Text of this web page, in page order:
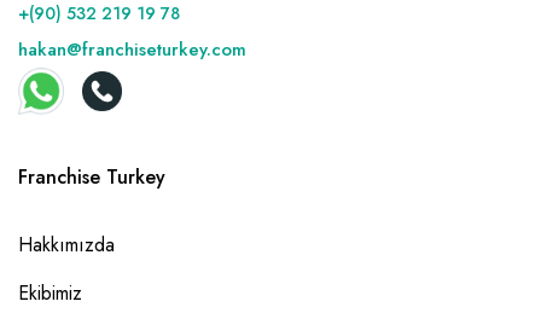
+(90) 532 219 19 78
hakan@franchiseturkey.com
Franchise Turkey
Hakkımızda
Ekibimiz